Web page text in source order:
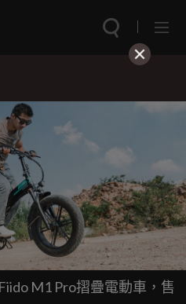
M1 Pro摺疊電動車，售